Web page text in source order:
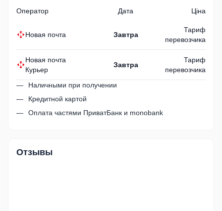
Оператор Дата Ціна
Новая почта Завтра
Тариф
перевозчика
Новая почта
Курьер
Завтра
Тариф
перевозчика
Наличными при получении
Кредитной картой
Оплата частями ПриватБанк и monobank
Отзывы